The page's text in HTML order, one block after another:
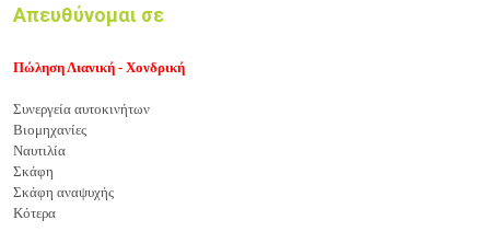
Απευθύνομαι σε
Πώληση Λιανική - Χονδρική
Συνεργεία αυτοκινήτων
Βιομηχανίες
Ναυτιλία
Σκάφη
Σκάφη αναψυχής
Κότερα